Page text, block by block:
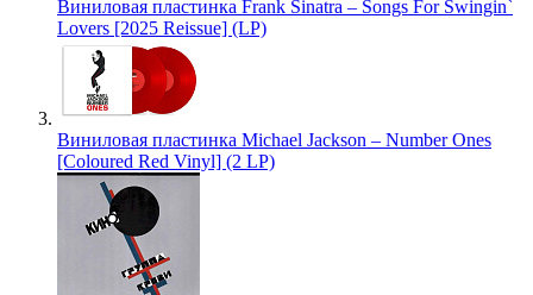
Виниловая пластинка Frank Sinatra – Songs For Swingin`
Lovers [2025 Reissue] (LP)
Виниловая пластинка Michael Jackson – Number Ones
[Coloured Red Vinyl] (2 LP)